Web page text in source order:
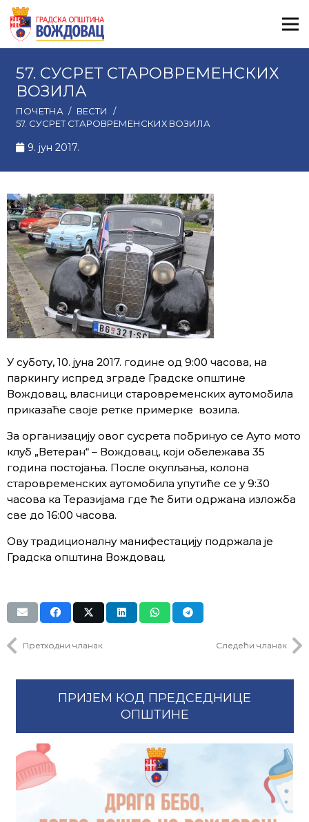
57. СУСРЕТ СТАРОВРЕМЕНСКИХ
ВОЗИЛА
ПОЧЕТНА / ВЕСТИ
/
57. СУСРЕТ СТАРОВРЕМЕНСКИХ ВОЗИЛА
9. јун 2017.
У суботу, 10. јуна 2017. године од 9:00 часова, на
паркингу испред зграде Градске општине
Вождовац, власници старовременских аутомобила
приказаће своје ретке примерке возила.
За организацију овог сусрета побринуо се Ауто мото
клуб „Ветеран“ – Вождовац, који обележава 35
година постојања. После окупљања, колона
старовременских аутомобила упутиће се у 9:30
часова ка Теразијама где ће бити одржана изложба
све до 16:00 часова.
Ову традиционалну манифестацију подржала је
Градска општина Вождовац.
Претходни чланак Следећи чланак
ПРИЈЕМ КОД ПРЕДСЕДНИЦЕ
ОПШТИНЕ